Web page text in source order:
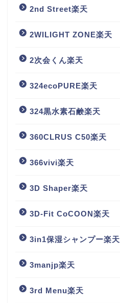
2nd Street楽天
2WILIGHT ZONE楽天
2次会くん楽天
324ecoPURE楽天
324黒水素石鹸楽天
360CLRUS C50楽天
366vivi楽天
3D Shaper楽天
3D-Fit CoCOON楽天
3in1保湿シャンプー楽天
3manjp楽天
3rd Menu楽天